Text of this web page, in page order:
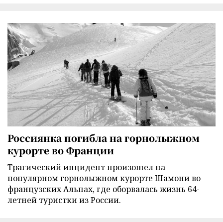
Россиянка погибла на горнолыжном
курорте во Франции
Трагический инцидент произошел на
популярном горнолыжном курорте Шамони во
французских Альпах, где оборвалась жизнь 64-
летней туристки из России.